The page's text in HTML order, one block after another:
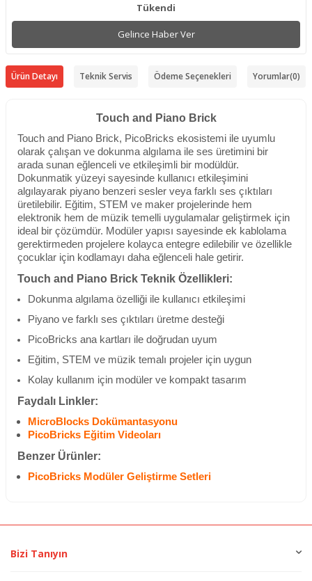
Tükendi
Gelince Haber Ver
Ürün Detayı Teknik Servis Ödeme Seçenekleri Yorumlar(0)
Touch and Piano Brick
Touch and Piano Brick, PicoBricks ekosistemi ile uyumlu
olarak çalışan ve dokunma algılama ile ses üretimini bir
arada sunan eğlenceli ve etkileşimli bir modüldür.
Dokunmatik yüzeyi sayesinde kullanıcı etkileşimini
algılayarak piyano benzeri sesler veya farklı ses çıktıları
üretilebilir. Eğitim, STEM ve maker projelerinde hem
elektronik hem de müzik temelli uygulamalar geliştirmek için
ideal bir çözümdür. Modüler yapısı sayesinde ek kablolama
gerektirmeden projelere kolayca entegre edilebilir ve özellikle
çocuklar için kodlamayı daha eğlenceli hale getirir.
Touch and Piano Brick Teknik Özellikleri:
Dokunma algılama özelliği ile kullanıcı etkileşimi
Piyano ve farklı ses çıktıları üretme desteği
PicoBricks ana kartları ile doğrudan uyum
Eğitim, STEM ve müzik temalı projeler için uygun
Kolay kullanım için modüler ve kompakt tasarım
Faydalı Linkler:
MicroBlocks Dokümantasyonu
PicoBricks Eğitim Videoları
Benzer Ürünler:
PicoBricks Modüler Geliştirme Setleri
Bizi Tanıyın